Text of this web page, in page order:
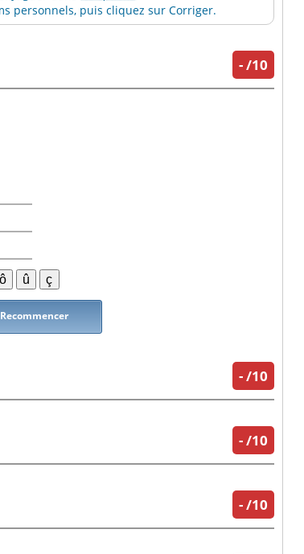
personnels, puis cliquez sur Corriger.
-/10
Recommencer
-/10
-/10
-/10